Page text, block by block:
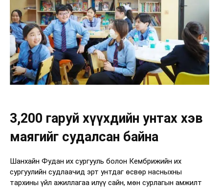
3,200 гаруй хүүхдийн унтах хэв
маягийг судалсан байна
Шанхайн Фудан их сургууль болон Кембрижийн их
сургуулийн судлаачид эрт унтдаг өсвөр насныхны
тархины үйл ажиллагаа илүү сайн, мөн сурлагын амжилт